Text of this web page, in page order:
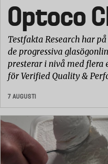
Klippa längs med kanter
Stabilitet
Lyfta
Förvara
Buller
Laboratoriet mätte även
Kvalitet
Optoco
Testfakta Research har
de progressiva
presterar i nivå med
för Verified Quality &
7 AUGUSTI